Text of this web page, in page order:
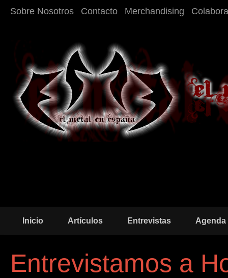
Sobre Nosotros Contacto Merchandising
Inicio Artículos Entrevistas Agenda
Entrevistamos a